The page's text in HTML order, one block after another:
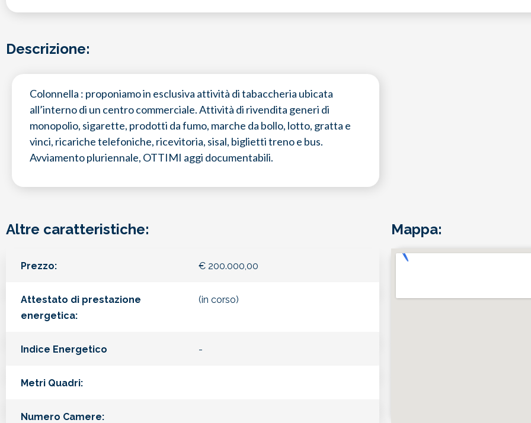
Descrizione:
Colonnella : proponiamo in esclusiva attività di tabaccheria ubicata
all’interno di un centro commerciale. Attività di rivendita generi di
monopolio, sigarette, prodotti da fumo, marche da bollo, lotto, gratta e
vinci, ricariche telefoniche, ricevitoria, sisal, biglietti treno e bus.
Avviamento pluriennale, OTTIMI aggi documentabili.
Altre caratteristiche:
Prezzo: € 200.000,00
Attestato di prestazione
energetica:
(in corso)
Indice Energetico -
Metri Quadri:
Numero Camere:
Mappa: